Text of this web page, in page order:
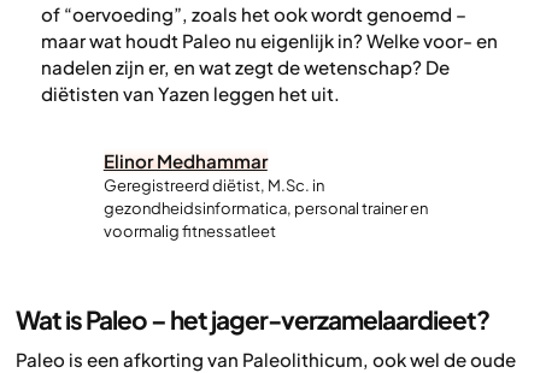
of “oervoeding”, zoals het ook wordt genoemd –
maar wat houdt Paleo nu eigenlijk in? Welke voor- en
nadelen zijn er, en wat zegt de wetenschap? De
diëtisten van Yazen leggen het uit.
Elinor Medhammar
Geregistreerd diëtist, M.Sc. in
gezondheidsinformatica, personal trainer en
voormalig fitnessatleet
Wat is Paleo – het jager-verzamelaardieet?
Paleo is een afkorting van Paleolithicum, ook wel de oude